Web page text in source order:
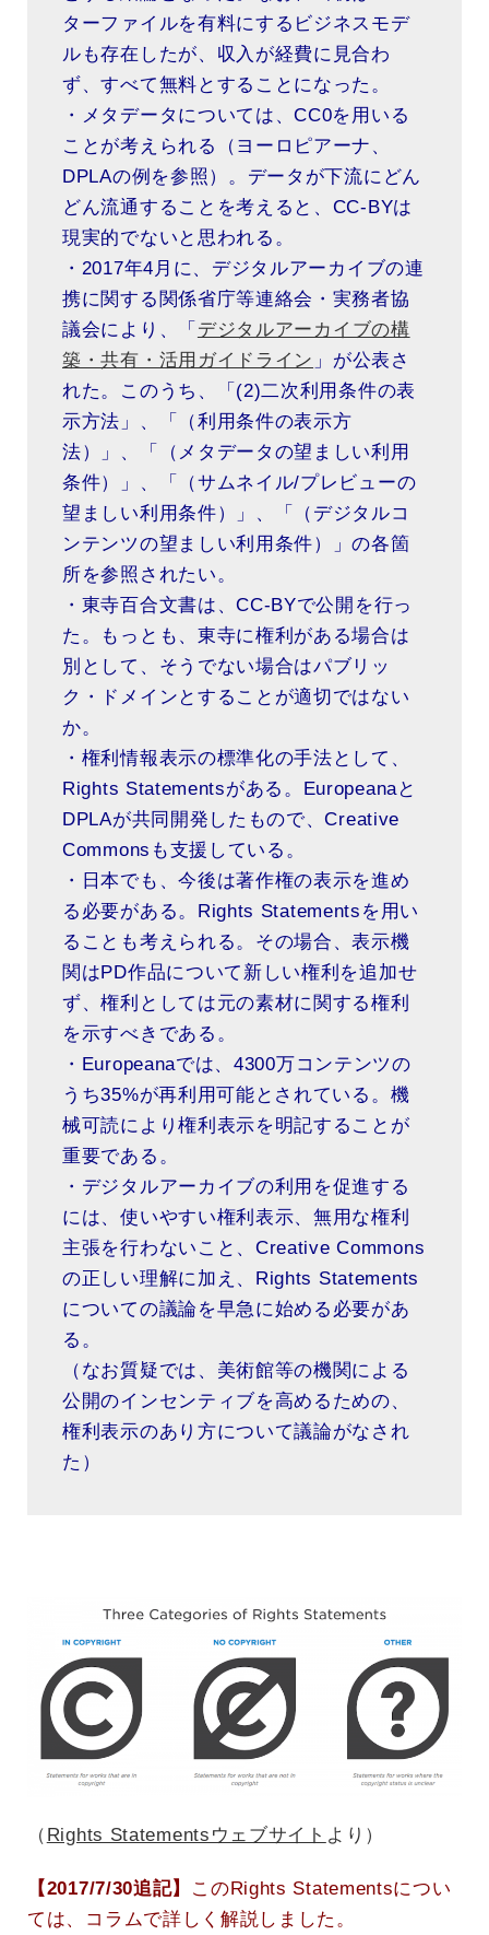
ターファイルを有料にするビジネスモデ
ルも存在したが、収入が経費に見合わ
ず、すべて無料とすることになった。
・メタデータについては、CC0を用いる
ことが考えられる（ヨーロピアーナ、
DPLAの例を参照）。データが下流にどん
どん流通することを考えると、CC-BYは
現実的でないと思われる。
・2017年4月に、デジタルアーカイブの連
携に関する関係省庁等連絡会・実務者協
議会により、「 デジタルアーカイブの構
築・共有・活用ガイドライン 」が公表さ
れた。このうち、「(2)二次利用条件の表
示方法」、「（利用条件の表示方
法）」、「（メタデータの望ましい利用
条件）」、「（サムネイル/プレビューの
望ましい利用条件）」、「（デジタルコ
ンテンツの望ましい利用条件）」の各箇
所を参照されたい。
・東寺百合文書は、CC-BYで公開を行っ
た。もっとも、東寺に権利がある場合は
別として、そうでない場合はパブリッ
ク・ドメインとすることが適切ではない
か。
・権利情報表示の標準化の手法として、
Rights Statementsがある。Europeanaと
DPLAが共同開発したもので、Creative
Commonsも支援している。
・日本でも、今後は著作権の表示を進め
る必要がある。Rights Statementsを用い
ることも考えられる。その場合、表示機
関はPD作品について新しい権利を追加せ
ず、権利としては元の素材に関する権利
を示すべきである。
・Europeanaでは、4300万コンテンツの
うち35%が再利用可能とされている。機
械可読により権利表示を明記することが
重要である。
・デジタルアーカイブの利用を促進する
には、使いやすい権利表示、無用な権利
主張を行わないこと、Creative Commons
の正しい理解に加え、Rights Statements
についての議論を早急に始める必要があ
る。
（なお質疑では、美術館等の機関による
公開のインセンティブを高めるための、
権利表示のあり方について議論がなされ
た）
（ Rights Statementsウェブサイト より）
【2017/7/30追記】 このRights Statementsについ
ては、コラムで詳しく解説しました。